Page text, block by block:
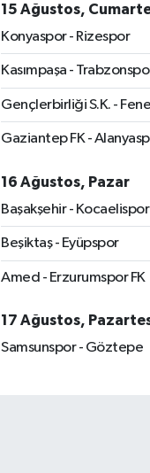
15 Ağustos,
Konyaspor - Rizespor
Kasımpaşa -
Gençlerbirliği S.K. -
Gaziantep FK -
16 Ağustos, Pazar
Başakşehir - Kocaelispor
Beşiktaş - Eyüpspor
Amed - Erzurumspor FK
17 Ağustos,
Samsunspor - Göztepe